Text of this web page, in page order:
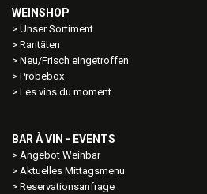
WEINSHOP
Unser Sortiment
Raritäten
Neu/Frisch eingetroffen
Probebox
Les vins du moment
BAR À VIN - EVENTS
Angebot Weinbar
Aktuelles Mittagsmenu
Reservationsanfrage